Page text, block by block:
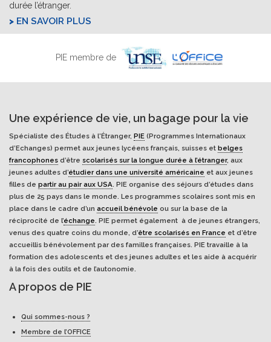
durée l’étranger.
EN SAVOIR PLUS
PIE membre de
Une expérience de vie, un bagage pour la vie
Spécialiste des Études à l'Étranger, PIE (Programmes Internationaux
d’Echanges) permet aux jeunes lycéens français, suisses et belges
francophones d’être scolarisés sur la longue durée à l’étranger, aux
jeunes adultes d’étudier dans une université américaine et aux jeunes
filles de partir au pair aux USA. PIE organise des séjours d’études dans
plus de 25 pays dans le monde. Les programmes scolaires sont mis en
place dans le cadre d’un accueil bénévole ou sur la base de la
réciprocité de l’échange. PIE permet également à de jeunes étrangers,
venus des quatre coins du monde, d’être scolarisés en France et d’être
accueillis bénévolement par des familles françaises. PIE travaille à la
formation des adolescents et des jeunes adultes et les aide à acquérir
à la fois des outils et de l’autonomie.
A propos de PIE
Qui sommes-nous ?
Membre de l’OFFICE